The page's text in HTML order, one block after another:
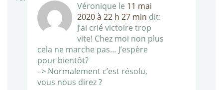
Véronique le 11 mai
2020 à 22 h 27 min dit:
J’ai crié victoire trop
vite! Chez moi non plus
cela ne marche pas… J’espère
pour bientôt?
–> Normalement c’est résolu,
vous nous direz ?